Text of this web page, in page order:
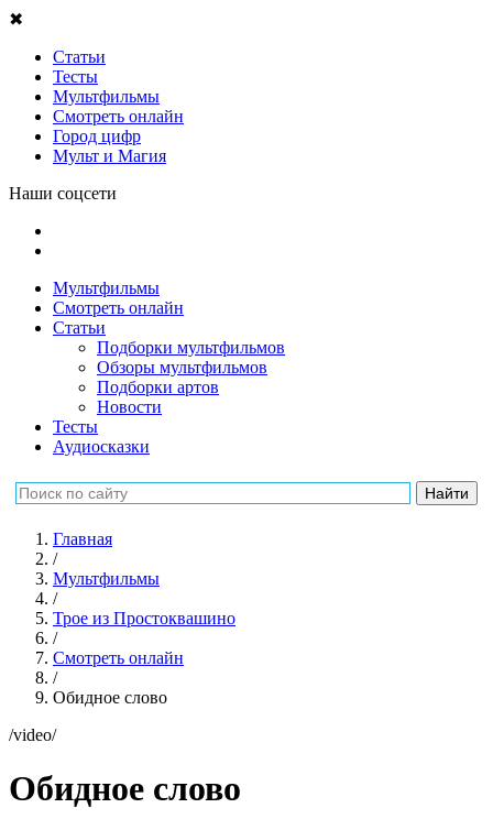
✖
Статьи
Тесты
Мультфильмы
Смотреть онлайн
Город цифр
Мульт и Магия
Наши соцсети
Мультфильмы
Смотреть онлайн
Статьи
Подборки мультфильмов
Обзоры мультфильмов
Подборки артов
Новости
Тесты
Аудиосказки
Главная
/
Мультфильмы
/
Трое из Простоквашино
/
Смотреть онлайн
/
Обидное слово
/video/
Обидное слово